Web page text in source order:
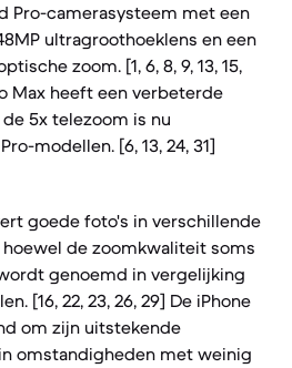
Pro-camerasysteem met een
ultragroothoeklens en een
zoom. [1, 6, 8, 9, 13, 15,
Max heeft een verbeterde
5x telezoom is nu
modellen. [6, 13, 24, 31]
goede foto's in verschillende
de zoomkwaliteit soms
genoemd in vergelijking
[16, 22, 23, 26, 29] De iPhone
om zijn uitstekende
omstandigheden met weinig